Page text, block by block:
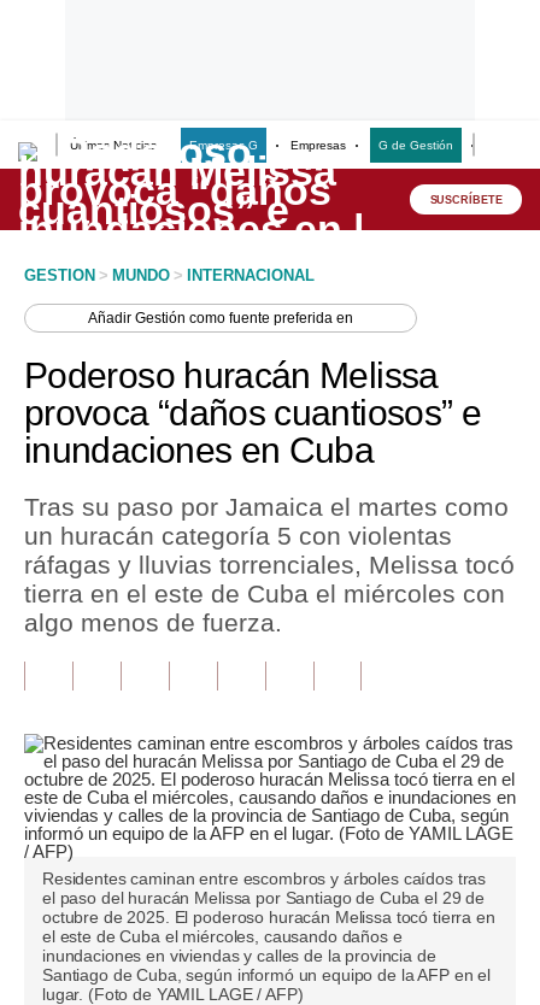
Últimas Noticias Empresas G Empresas G de Gestión
Lo último
Peru Quiosco
Economía
Mercados
Política
Tu Dinero
Finanzas Personales
Opinión
Editorial
Pregunta de hoy
Blogs
Tendencias
SUSCRÍBETE
GESTION > MUNDO > INTERNACIONAL
AñadirGestión como fuente preferida en
Poderoso huracán Melissa
provoca “daños cuantiosos” e
inundaciones en Cuba
Tras su paso por Jamaica el martes como
un huracán categoría 5 con violentas
ráfagas y lluvias torrenciales, Melissa tocó
tierra en el este de Cuba el miércoles con
algo menos de fuerza.
Residentes caminan entre escombros y árboles caídos tras
el paso del huracán Melissa por Santiago de Cuba el 29 de
octubre de 2025. El poderoso huracán Melissa tocó tierra en
el este de Cuba el miércoles, causando daños e
inundaciones en viviendas y calles de la provincia de
Santiago de Cuba, según informó un equipo de la AFP en el
lugar. (Foto de YAMIL LAGE / AFP)